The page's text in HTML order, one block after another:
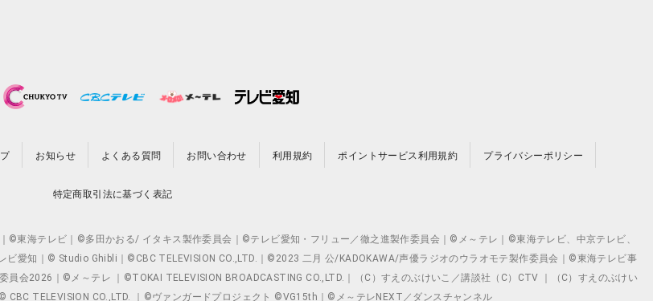
お知らせ よくある質問 お問い合わせ 利用規約 ポイントサービス利用規約 プライバシーポリシー
特定商取引法に基づく表記
東海テレビ｜©多田かおる/ イタキス製作委員会｜©テレビ愛知・フリュー／徹之進製作委員会｜©メ～テレ｜©東海テレビ、中京テレビ、
ビ愛知｜© Studio Ghibli｜©CBC TELEVISION CO.,LTD.｜©2023 二月 公/KADOKAWA/声優ラジオのウラオモテ製作委員会｜©東海テレビ事
会2026｜©メ～テレ ｜©TOKAI TELEVISION BROADCASTING CO.,LTD.｜（C）すえのぶけいこ／講談社（C）CTV ｜（C）すえのぶけい
CBC TELEVISION CO.,LTD. ｜©ヴァンガードプロジェクト ©VG15th｜©メ～テレNEXT／ダンスチャンネル